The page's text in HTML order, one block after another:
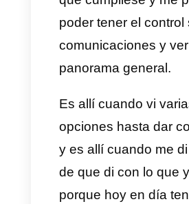
2) ¿Qué los
una solución
Lo que nos
solución, como